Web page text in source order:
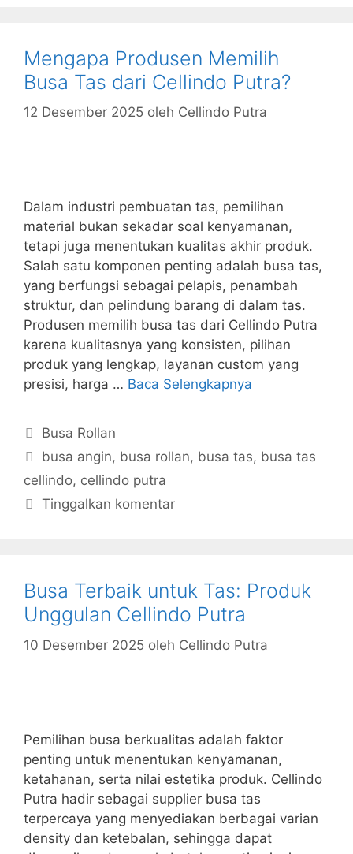
Mengapa Produsen Memilih
Busa Tas dari Cellindo Putra?
12 Desember 2025 oleh Cellindo Putra
Dalam industri pembuatan tas, pemilihan
material bukan sekadar soal kenyamanan,
tetapi juga menentukan kualitas akhir produk.
Salah satu komponen penting adalah busa tas,
yang berfungsi sebagai pelapis, penambah
struktur, dan pelindung barang di dalam tas.
Produsen memilih busa tas dari Cellindo Putra
karena kualitasnya yang konsisten, pilihan
produk yang lengkap, layanan custom yang
presisi, harga … Baca Selengkapnya
Kategori
Busa Rollan
Tag
busa angin, busa rollan, busa tas, busa tas
cellindo, cellindo putra
Tinggalkan komentar
Busa Terbaik untuk Tas: Produk
Unggulan Cellindo Putra
10 Desember 2025 oleh Cellindo Putra
Pemilihan busa berkualitas adalah faktor
penting untuk menentukan kenyamanan,
ketahanan, serta nilai estetika produk. Cellindo
Putra hadir sebagai supplier busa tas
terpercaya yang menyediakan berbagai varian
density dan ketebalan, sehingga dapat